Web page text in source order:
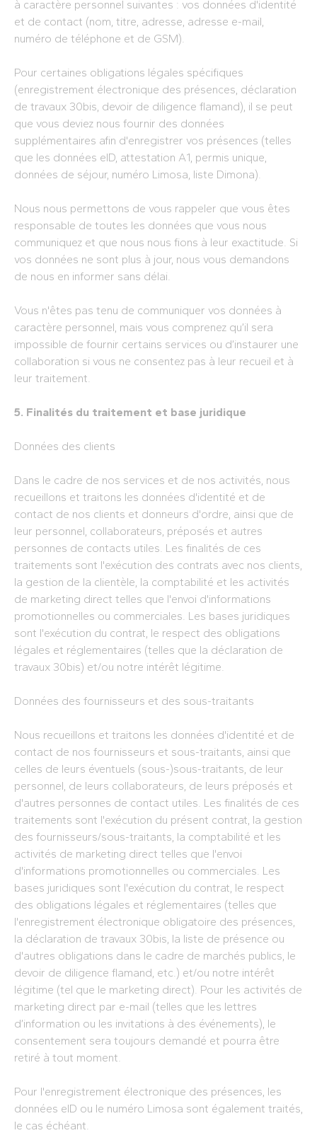
à caractère personnel suivantes : vos données d'identité
et de contact (nom, titre, adresse, adresse e-mail,
numéro de téléphone et de GSM).
Pour certaines obligations légales spécifiques
(enregistrement électronique des présences, déclaration
de travaux 30bis, devoir de diligence flamand), il se peut
que vous deviez nous fournir des données
supplémentaires afin d'enregistrer vos présences (telles
que les données eID, attestation A1, permis unique,
données de séjour, numéro Limosa, liste Dimona).
Nous nous permettons de vous rappeler que vous êtes
responsable de toutes les données que vous nous
communiquez et que nous nous fions à leur exactitude. Si
vos données ne sont plus à jour, nous vous demandons
de nous en informer sans délai.
Vous n'êtes pas tenu de communiquer vos données à
caractère personnel, mais vous comprenez qu’il sera
impossible de fournir certains services ou d’instaurer une
collaboration si vous ne consentez pas à leur recueil et à
leur traitement.
5. Finalités du traitement et base juridique
Données des clients
Dans le cadre de nos services et de nos activités, nous
recueillons et traitons les données d'identité et de
contact de nos clients et donneurs d'ordre, ainsi que de
leur personnel, collaborateurs, préposés et autres
personnes de contacts utiles. Les finalités de ces
traitements sont l'exécution des contrats avec nos clients,
la gestion de la clientèle, la comptabilité et les activités
de marketing direct telles que l'envoi d'informations
promotionnelles ou commerciales. Les bases juridiques
sont l'exécution du contrat, le respect des obligations
légales et réglementaires (telles que la déclaration de
travaux 30bis) et/ou notre intérêt légitime.
Données des fournisseurs et des sous-traitants
Nous recueillons et traitons les données d'identité et de
contact de nos fournisseurs et sous-traitants, ainsi que
celles de leurs éventuels (sous-)sous-traitants, de leur
personnel, de leurs collaborateurs, de leurs préposés et
d'autres personnes de contact utiles. Les finalités de ces
traitements sont l'exécution du présent contrat, la gestion
des fournisseurs/sous-traitants, la comptabilité et les
activités de marketing direct telles que l'envoi
d'informations promotionnelles ou commerciales. Les
bases juridiques sont l'exécution du contrat, le respect
des obligations légales et réglementaires (telles que
l'enregistrement électronique obligatoire des présences,
la déclaration de travaux 30bis, la liste de présence ou
d'autres obligations dans le cadre de marchés publics, le
devoir de diligence flamand, etc.) et/ou notre intérêt
légitime (tel que le marketing direct). Pour les activités de
marketing direct par e-mail (telles que les lettres
d’information ou les invitations à des événements), le
consentement sera toujours demandé et pourra être
retiré à tout moment.
Pour l'enregistrement électronique des présences, les
données eID ou le numéro Limosa sont également traités,
le cas échéant.